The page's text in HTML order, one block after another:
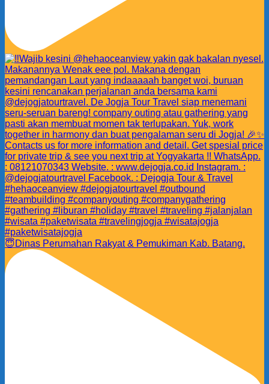
😇Dinas Perumahan Rakyat & Pemukiman Kab. Batang.